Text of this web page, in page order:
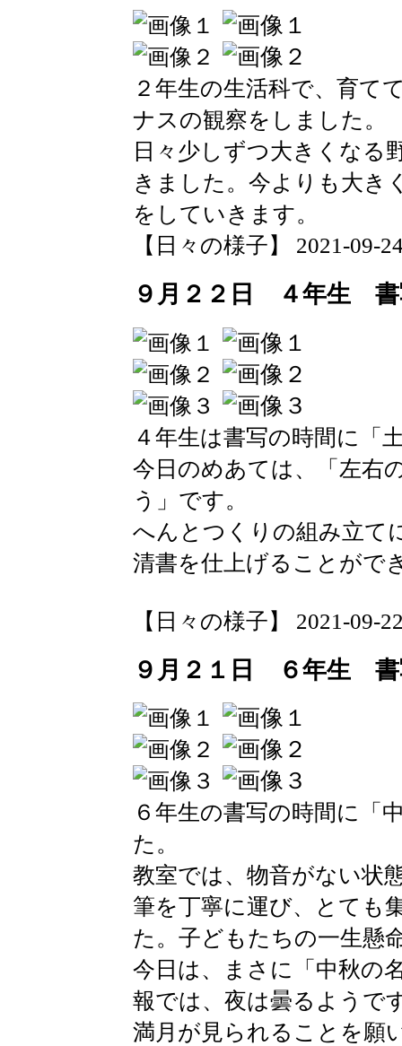
２年生の生活科で、育て
ナスの観察をしました。
日々少しずつ大きくなる
きました。今よりも大き
をしていきます。
【日々の様子】 2021-09-
９月２２日 ４年生 書
４年生は書写の時間に「
今日のめあては、「左右
う」です。
へんとつくりの組み立て
清書を仕上げることがで
【日々の様子】 2021-09-
９月２１日 ６年生 書
６年生の書写の時間に「
た。
教室では、物音がない状
筆を丁寧に運び、とても
た。子どもたちの一生懸
今日は、まさに「中秋の
報では、夜は曇るようで
満月が見られることを願